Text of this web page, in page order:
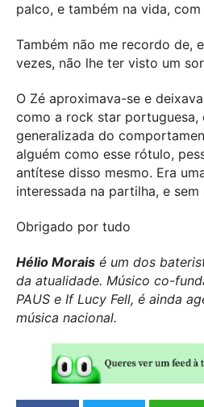
palco, e também na vida, com
Também não me recordo de,
vezes, não lhe ter visto um
O Zé aproximava-se e
como a rock star portuguesa,
generalizada do
alguém como esse rótulo,
antítese disso mesmo. Era
interessada na partilha, e
Obrigado por tudo
Hélio Morais é um dos
da atualidade. Músico co-
PAUS e If Lucy Fell, é ainda
música nacional.